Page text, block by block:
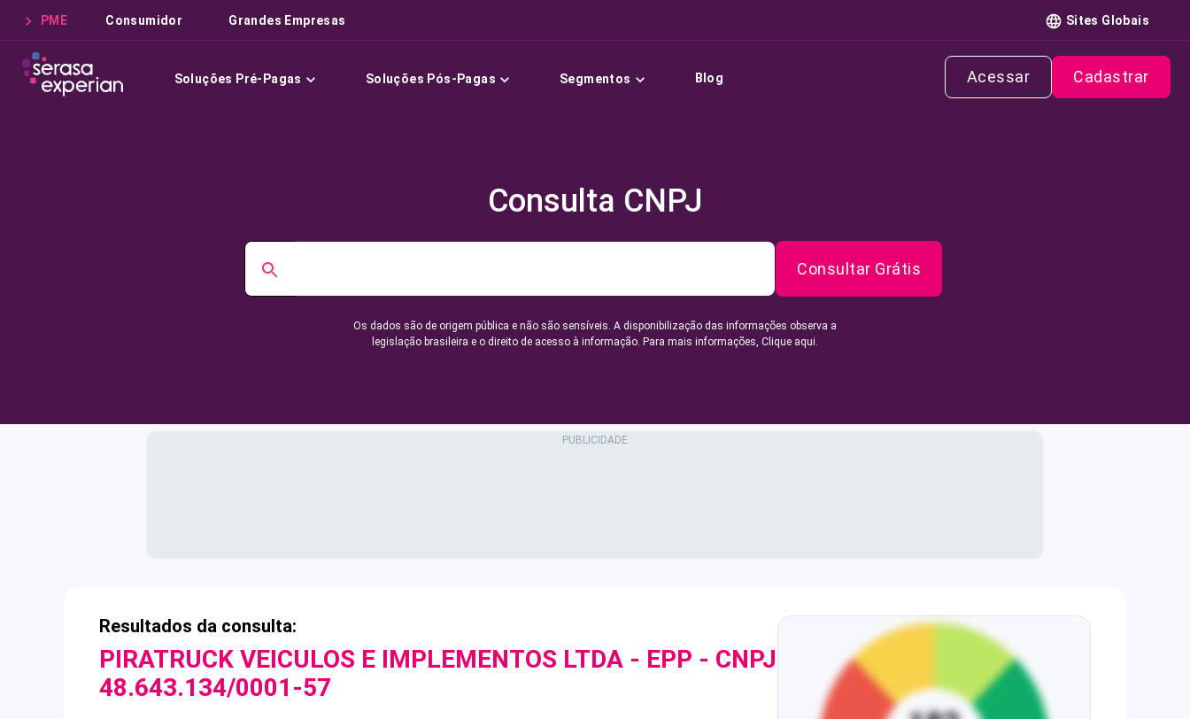
PME Consumidor Grandes Empresas Sites Globais
Soluções Pré-Pagas Soluções Pós-Pagas Segmentos Blog Acessar Cadastrar
Consulta CNPJ
Consultar Grátis
Os dados são de origem pública e não são sensíveis. A disponibilização das informações observa a
legislação brasileira e o direito de acesso à informação. Para mais informações, Clique aqui.
Resultados da consulta:
PIRATRUCK VEICULOS E IMPLEMENTOS LTDA - EPP - CNPJ
48.643.134/0001-57